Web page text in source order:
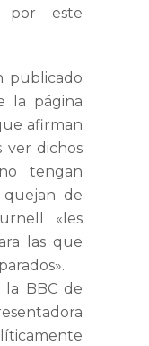
por este
publicado
la página
afirman
ver dichos
tengan
quejan de
«les
las que
la BBC de